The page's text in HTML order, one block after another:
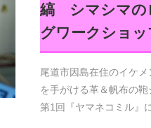
縞 シマシマの
グワークショ
尾道市因島在住のイケ
を手がける革＆帆布の鞄
第1回『ヤマネコミル』